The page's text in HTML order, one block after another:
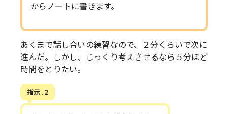
からノートに書きます。
あくまで話し合いの練習なので、２分くらいで次に
進んだ。しかし、じっくり考えさせるなら５分ほど
時間をとりたい。
指示 . 2